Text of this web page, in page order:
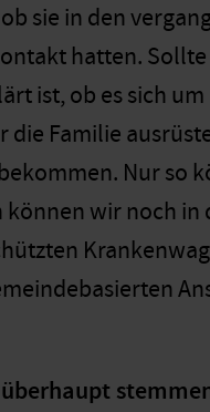
sie in den
hatten. Sollte
ist, ob es sich
Familie
Nur so
wir noch in